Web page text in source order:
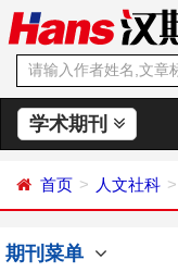
学术期刊
首页 人文社科
期刊菜单